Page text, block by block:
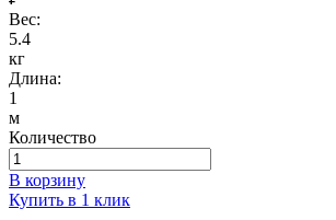
Вес:
5.4
кг
Длина:
1
м
Количество
В корзину
Купить в 1 клик